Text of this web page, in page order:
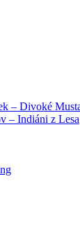
– Divoké
– Indiáni z Lesa